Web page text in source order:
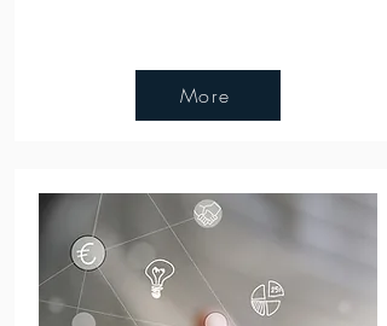
もっと見る
More